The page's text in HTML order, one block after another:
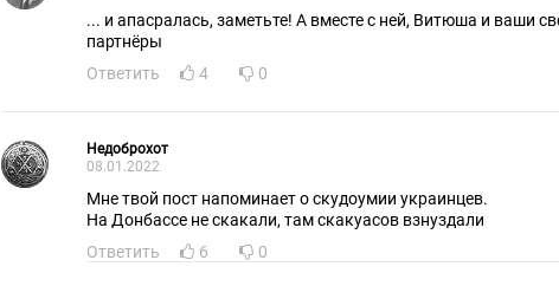
... и апасралась, заметьте! А вместе с ней, Витюша и ваши светло-синие сексуальные
партнёры
Ответить
4 0
Недоброхот
08.01.2022
Мне твой пост напоминает о скудоумии украинцев.
На Донбассе не скакали, там скакуасов взнуздали
Ответить
6 0